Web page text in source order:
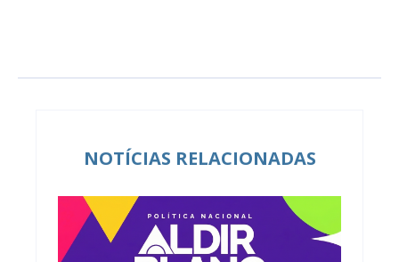
NOTÍCIAS RELACIONADAS